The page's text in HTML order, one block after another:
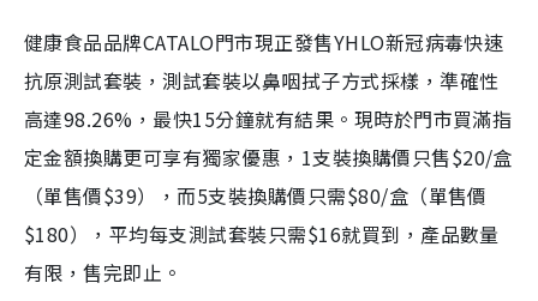
健康食品品牌CATALO門市現正發售YHLO新冠病毒快速
抗原測試套裝，測試套裝以鼻咽拭子方式採樣，準確性
高達98.26%，最快15分鐘就有結果。現時於門市買滿指
定金額換購更可享有獨家優惠，1支裝換購價只售$20/盒
（單售價$39），而5支裝換購價只需$80/盒（單售價
$180），平均每支測試套裝只需$16就買到，產品數量
有限，售完即止。